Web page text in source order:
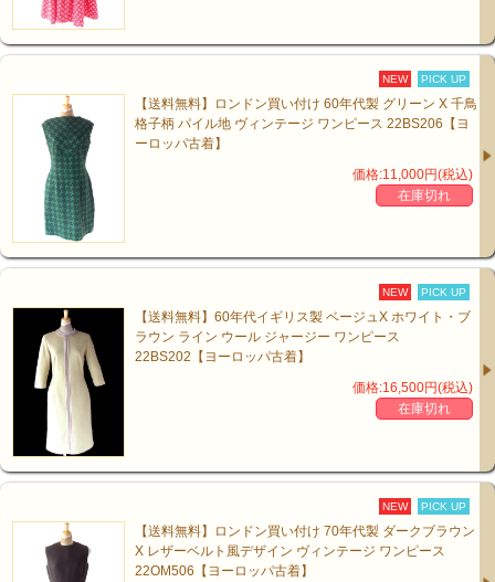
NEW PICK UP
【送料無料】ロンドン買い付け 60年代製 グリーン X 千鳥
格子柄 パイル地 ヴィンテージ ワンピース 22BS206【ヨ
ーロッパ古着】
価格:11,000円(税込)
在庫切れ
NEW PICK UP
【送料無料】60年代イギリス製 ベージュX ホワイト・ブ
ラウン ライン ウール ジャージー ワンピース
22BS202【ヨーロッパ古着】
価格:16,500円(税込)
在庫切れ
NEW PICK UP
【送料無料】ロンドン買い付け 70年代製 ダークブラウン
X レザーベルト風デザイン ヴィンテージ ワンピース
22OM506【ヨーロッパ古着】